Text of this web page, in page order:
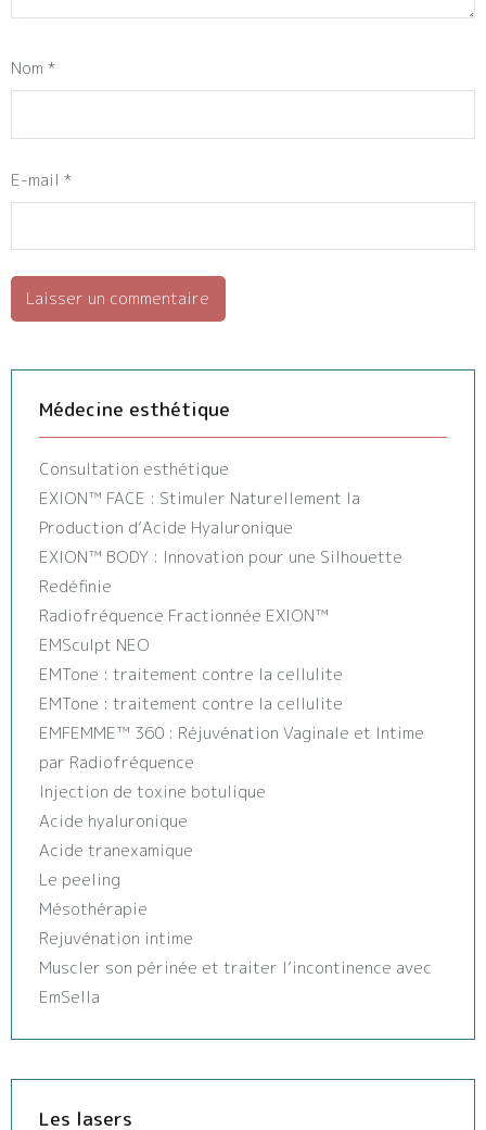
Nom *
E-mail *
Médecine esthétique
Consultation esthétique
EXION™️ FACE : Stimuler Naturellement la
Production d’Acide Hyaluronique
EXION™️ BODY : Innovation pour une Silhouette
Redéfinie
Radiofréquence Fractionnée EXION™️
EMSculpt NEO
EMTone : traitement contre la cellulite
EMTone : traitement contre la cellulite
EMFEMME™ 360 : Réjuvénation Vaginale et Intime
par Radiofréquence
Injection de toxine botulique
Acide hyaluronique
Acide tranexamique
Le peeling
Mésothérapie
Rejuvénation intime
Muscler son périnée et traiter l’incontinence avec
EmSella
Les lasers